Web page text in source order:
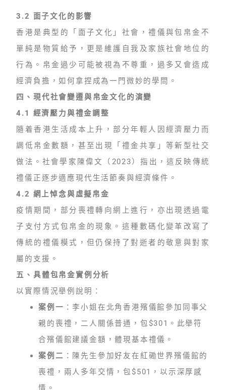
3.2 面子文化的影響
香港是典型的「面子文化」社會，禮儀與包帛金不
單純是物質給予，更是維護自我及家族社會地位的
行為。帛金過少可能被視為不尊重，過多又會造成
經濟負擔，如何拿捏成為一門微妙的學問。
四、現代社會變遷與帛金文化的演變
4.1 經濟壓力與禮金調整
隨着香港生活成本上升，部分年輕人因經濟壓力而
調低帛金數額，甚至出現「禮金共享」等新型社交
做法。社會學家陳偉文（2023）指出，這反映傳統
禮儀正逐步適應現代生活節奏與經濟條件。
4.2 網上悼念與虛擬帛金
疫情期間，部分喪禮轉向網上進行，亦出現透過電
子支付方式包帛金的現象。這種數碼化變革改寫了
傳統的禮儀模式，但仍保持了對逝者的敬意與對家
屬的支援。
五、具體包帛金實例分析
以實際情況舉例說明：
案例一 ：李小姐在北角香港殯儀館參加同事父
親的喪禮，二人關係普通，包$301。此舉符
合殯儀館建議金額，體現基本禮儀。
案例二 ：陳先生參加好友在紅磡世界殯儀館的
喪禮，兩人多年交情，包$501，以示深厚感
情。